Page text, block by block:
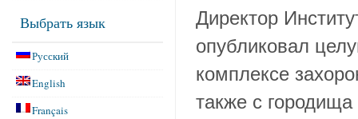
Директор
опубликовал
комплексе
также с
Выбрать язык
Русский
English
Français